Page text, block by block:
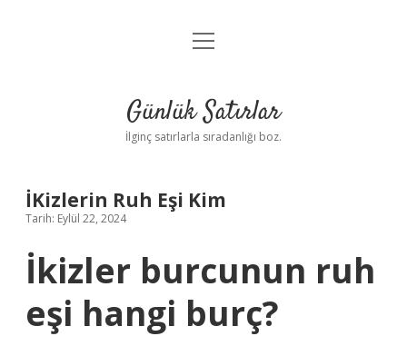
Anasayfa
Yasal Uyarı
menüyü
Günlük Satırlar
İlginç satırlarla sıradanlığı boz.
İKizlerin Ruh Eşi Kim
Tarih: Eylül 22, 2024
İkizler burcunun ruh
eşi hangi burç?